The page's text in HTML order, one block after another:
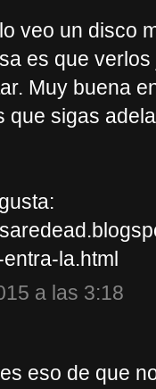
veo un disco
es que
Muy buena
que sigas
la.html
a las 3:18
eso de que